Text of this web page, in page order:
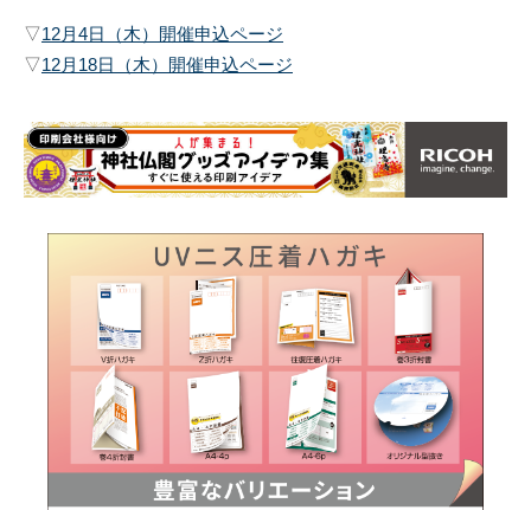
▽12月4日（木）開催申込ページ
▽12月18日（木）開催申込ページ